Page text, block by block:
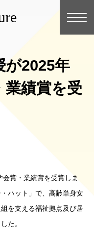
が2025年
業績賞を受
賞・業績賞を受賞しま
ハット」で、高齢単身女
を支える福祉拠点及び居
た。